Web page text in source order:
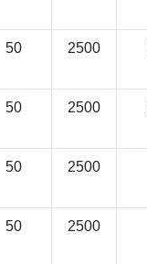
50 2500
50 2500
50 2500
50 2500